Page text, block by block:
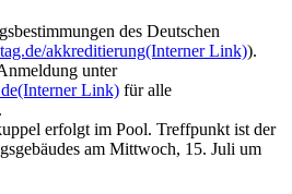
des Deutschen
akkreditierung(Interner Link)).
unter
(Interner Link) für alle
erfolgt im Pool. Treffpunkt ist der
am Mittwoch, 15. Juli um